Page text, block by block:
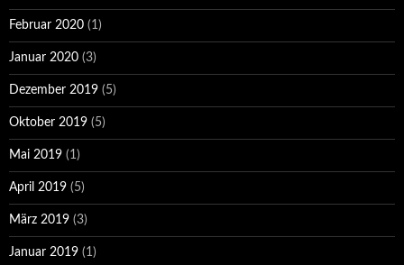
Februar 2020 (1)
Januar 2020 (3)
Dezember 2019 (5)
Oktober 2019 (5)
Mai 2019 (1)
April 2019 (5)
März 2019 (3)
Januar 2019 (1)